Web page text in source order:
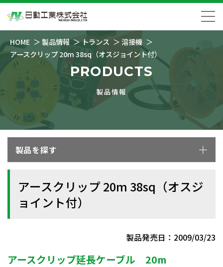
HOME 製品情報 トランス
溶接機
アースクリップ 20m 38sq（オスジョイント付）
PRODUCTS
製品情報
製品を探す
アースクリップ 20m 38sq（オスジ
ョイント付）
製品発売日：2009/03/23
アースクリップ延長ケーブル 20m